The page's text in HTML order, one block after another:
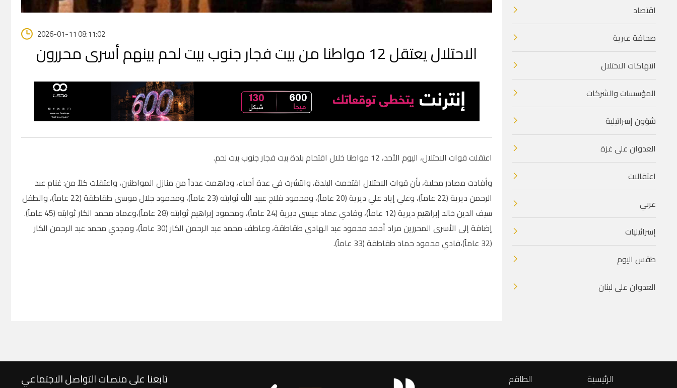
2026-01-11 08:11:02
الاحتلال يعتقل 12 مواطنا من بيت فجار جنوب بيت لحم بينهم أسرى محررون
اعتقلت قوات الاحتلال، اليوم الأحد، 12 مواطنا خلال اقتحام بلدة بيت فجار جنوب بيت لحم.
وأفادت مصادر محلية، بأن قوات الاحتلال اقتحمت البلدة، وانتشرت في عدة أحياء، وداهمت عدداً من منازل المواطنين، واعتقلت كلاً من: غنام عبد
الرحمن ديرية (22 عاماً)، وعلي إياد علي ديرية (20 عاماً)، ومحمود فلاح عبيد الله ثوابته (23 عاماً)، ومحمود جلال موسى طقاطقة (22 عاماً)، والطفل
سيف الدين خالد إبراهيم ديرية (12 عاماً)، وفادي عماد عيسى ديرية (24 عاماً)، ومحمود إبراهيم ثوابته (28 عاماً)،وعماد محمد الكار ثوابته (45 عاماً).
إضافة إلى الأسرى المحررين مراد أحمد محمود عبد الهادي طقاطقة، وعاطف محمد عبد الرحمن الكار (30 عاماً)، ومجدي محمد عبد الرحمن الكار
(32 عاماً)،فادي محمود حماد طقاطقة (33 عاماً).
اقتصاد
صحافة عبرية
انتهاكات الاحتلال
المؤسسات والشركات
شؤون إسرائيلية
العدوان على غزة
اعتقالات
عربي
إسرائيليات
طقس اليوم
العدوان على لبنان
تابعنا على منصات التواصل الاجتماعي الطاقم الرئيسية